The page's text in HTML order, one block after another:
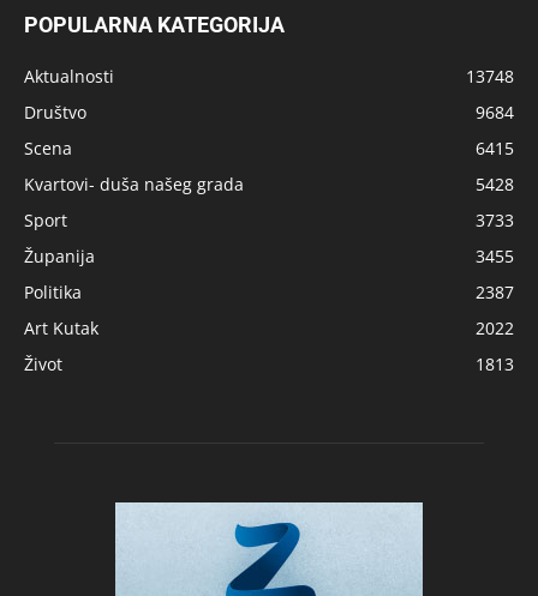
POPULARNA KATEGORIJA
Aktualnosti
13748
Društvo
9684
Scena
6415
Kvartovi- duša našeg grada
5428
Sport
3733
Županija
3455
Politika
2387
Art Kutak
2022
Život
1813